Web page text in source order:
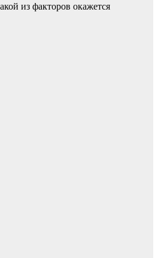
из факторов окажется